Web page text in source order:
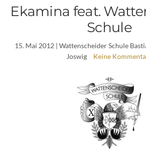
Ekamina feat.
Schule
15. Mai 2012 | Wattenscheider Schule
Joswig
Keine